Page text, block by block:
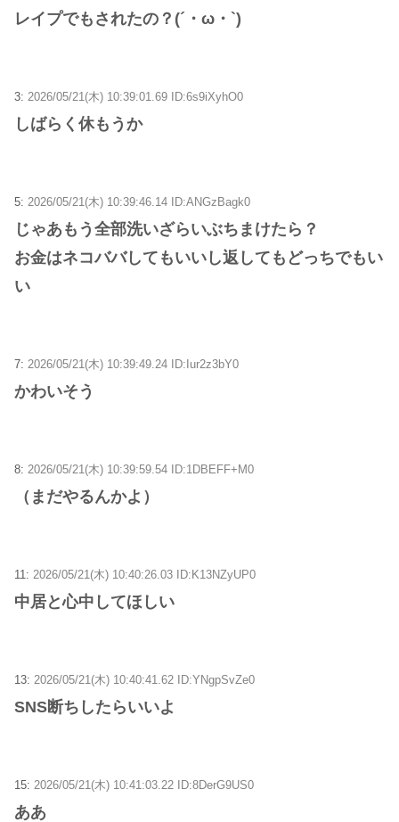
レイプでもされたの？(´・ω・`)
3: 2026/05/21(木) 10:39:01.69 ID:6s9iXyhO0
しばらく休もうか
5: 2026/05/21(木) 10:39:46.14 ID:ANGzBagk0
じゃあもう全部洗いざらいぶちまけたら？
お金はネコババしてもいいし返してもどっちでもい
い
7: 2026/05/21(木) 10:39:49.24 ID:Iur2z3bY0
かわいそう
8: 2026/05/21(木) 10:39:59.54 ID:1DBEFF+M0
（まだやるんかよ）
11: 2026/05/21(木) 10:40:26.03 ID:K13NZyUP0
中居と心中してほしい
13: 2026/05/21(木) 10:40:41.62 ID:YNgpSvZe0
SNS断ちしたらいいよ
15: 2026/05/21(木) 10:41:03.22 ID:8DerG9US0
ああ